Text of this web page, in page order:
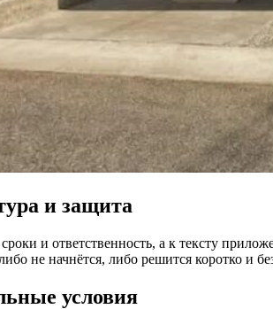
и защита
и ответственность, а к тексту
не начнётся, либо решится коротко и
условия